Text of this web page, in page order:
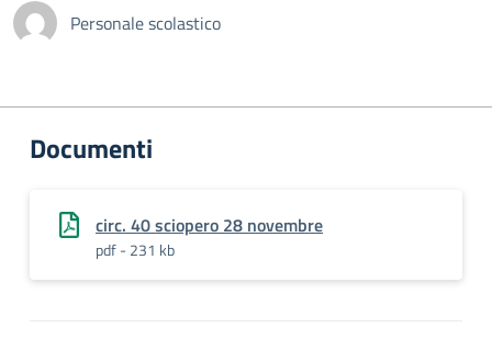
Personale scolastico
Documenti
circ. 40 sciopero 28 novembre
pdf - 231 kb